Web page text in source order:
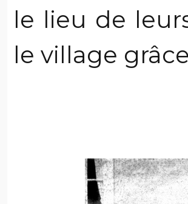
le lieu de
le village